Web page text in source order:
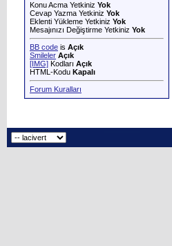
Konu Acma Yetkiniz Yok
Cevap Yazma Yetkiniz Yok
Eklenti Yükleme Yetkiniz Yok
Mesajınızı Değiştirme Yetkiniz Yok
BB code is Açık
Smileler Açık
[IMG] Kodları Açık
HTML-Kodu Kapalı
Forum Kuralları